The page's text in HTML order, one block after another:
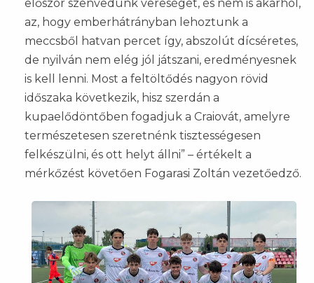
először szenvedünk vereséget, és nem is akárhol,
az, hogy emberhátrányban lehoztunk a
meccsből hatvan percet így, abszolút dícséretes,
de nyilván nem elég jól játszani, eredményesnek
is kell lenni. Most a feltöltődés nagyon rövid
időszaka következik, hisz szerdán a
kupaelődöntőben fogadjuk a Craiovát, amelyre
természetesen szeretnénk tisztességesen
felkészülni, és ott helyt állni” – értékelt a
mérkőzést követően Fogarasi Zoltán vezetőedző.